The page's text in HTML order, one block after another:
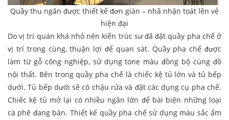
Quầy thu ngân được thiết kế đơn giàn – nhã nhặn toát lên vẻ
hiện đại
Do vị trí quán khá nhỏ nên kiến trúc sư đã đặt quầy pha chế ở
vị trí trong cùng, thuận lợi để quan sát. Quầy pha chế được
làm từ gỗ công nghiệp, sử dụng tone màu đồng bộ cùng đồ
nội thất. Bên trong quầy pha chế là chiếc kệ tủ lớn và tủ bếp
dưới. Tủ bếp dưới sẽ có chậu rửa và đặt các dụng cụ pha chế.
Chiếc kệ tủ mở lại có nhiều ngăn lớn để bài biện những loại
cà phê đang bán. Thiết kế quầy pha chế sử dụng màu sắc ấm